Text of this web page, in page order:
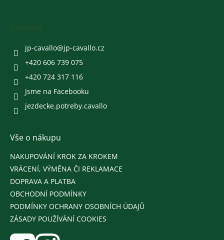
jp-cavallo@jp-cavallo.cz
+420 606 739 075
+420 724 317 116
Jsme na Facebooku
jezdecke.potreby.cavallo
Vše o nákupu
NAKUPOVÁNÍ KROK ZA KROKEM
VRÁCENÍ, VÝMĚNA ČI REKLAMACE
DOPRAVA A PLATBA
OBCHODNÍ PODMÍNKY
PODMÍNKY OCHRANY OSOBNÍCH ÚDAJŮ
ZÁSADY POUŽÍVÁNÍ COOKIES